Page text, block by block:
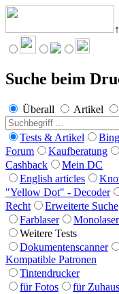
↑
Suche beim
Überall Artikel
Tests & Artikel
Forum
Kaufberatung
Cashback
Mein DC
English articles
"Yellow Dot" - Decoder
Recht
Erweiterte Suche
Farblaser
Monolaser
Weitere Tests
Dokumentenscanner
Kompatible Patronen
Tintendrucker
für Fotos
für